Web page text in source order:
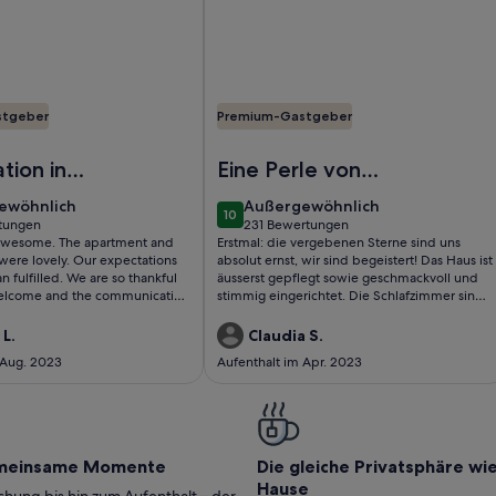
in
The apartment and
lovely. Our expectations
fulfilled. We are so thankful
and the communication
area. It was super nice !!!
2023
Premium-Gastgeber
Eine Perle von
einem Ferienhaus!
1010 von 10
Außergewöhnlich
außergewöhnlich
231 Bewertungen
(231
bewertungen)
Erstmal: die vergebenen Sterne sind uns
absolut ernst, wir sind begeistert! Das Haus ist
äusserst gepflegt sowie geschmackvoll und
stimmig eingerichtet. Die Schlafzimmer sind
vollständigem Bad, man kommt sich keine
Sekunde in die Quere. Die Küche bietet alles
notwendige in guter Qualität und - wir sind
Gläser vor Gebrauch auswischen, alles tiptop!
Aber das Highlight war dann der
offensichtlich von einem professionellen
wundervolle Blick über die Stadt Lucca zu
den entfernten sanften Hügel. Unser
Claudia S.
Aufenthalt im Apr. 2023
Momente
Die gleiche Privatsphäre
Hause